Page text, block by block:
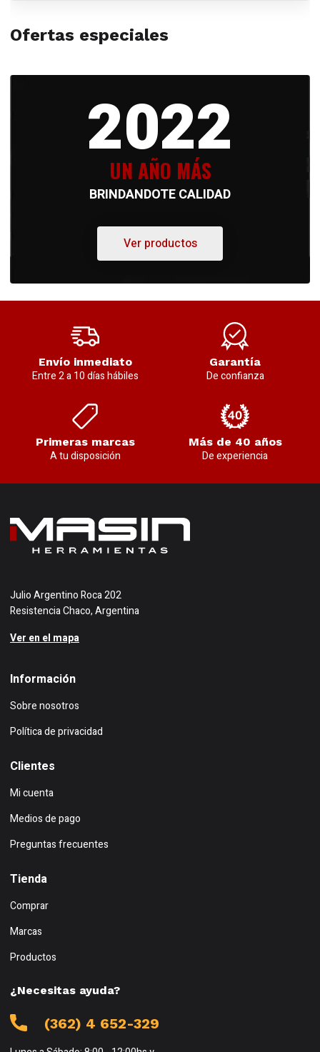
Ofertas especiales
2022
UN AÑO MÁS
BRINDANDOTE CALIDAD
Ver productos
Envío inmediato
Entre 2 a 10 días hábiles
Garantía
De confianza
Primeras marcas
A tu disposición
Más de 40 años
De experiencia
Julio Argentino Roca 202
Resistencia Chaco, Argentina
Ver en el mapa
Información
Sobre nosotros
Política de privacidad
Clientes
Mi cuenta
Medios de pago
Preguntas frecuentes
Tienda
Comprar
Marcas
Productos
¿Necesitas ayuda?
(362) 4 652-329